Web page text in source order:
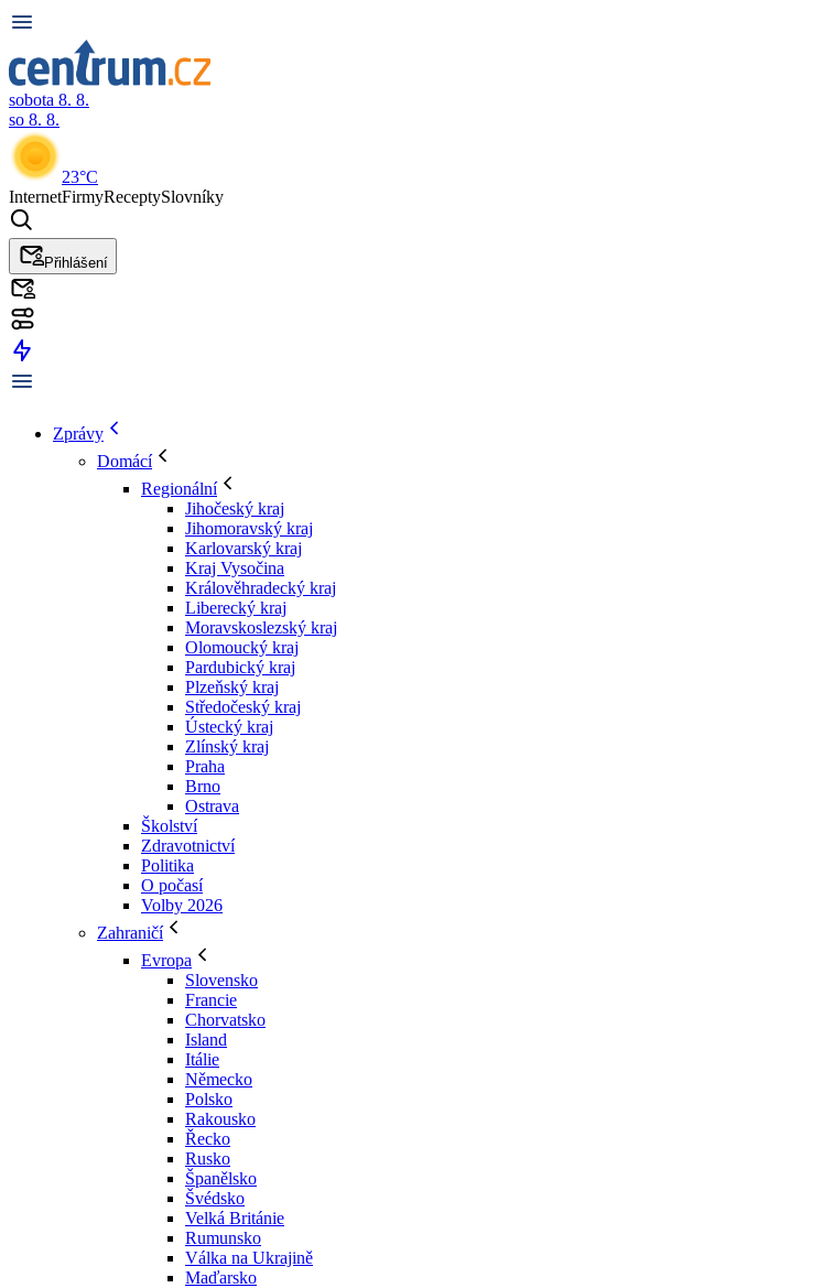
sobota 8. 8.
so 8. 8.
23°C
InternetFirmyReceptySlovníky
Přihlášení
Zprávy
Domácí
Regionální
Jihočeský kraj
Jihomoravský kraj
Karlovarský kraj
Kraj Vysočina
Králověhradecký kraj
Liberecký kraj
Moravskoslezský kraj
Olomoucký kraj
Pardubický kraj
Plzeňský kraj
Středočeský kraj
Ústecký kraj
Zlínský kraj
Praha
Brno
Ostrava
Školství
Zdravotnictví
Politika
O počasí
Volby 2026
Zahraničí
Evropa
Slovensko
Francie
Chorvatsko
Island
Itálie
Německo
Polsko
Rakousko
Řecko
Rusko
Španělsko
Švédsko
Velká Británie
Rumunsko
Válka na Ukrajině
Maďarsko